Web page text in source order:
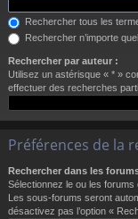
Rechercher tous les
Rechercher n’importe
Rechercher par auteur :
Utilisez un astérisque « * »
effectuer des recherches
Préférences de la
Rechercher dans les
Sélectionnez le ou les
Les sous-forums seront
désactivez pas l’option «